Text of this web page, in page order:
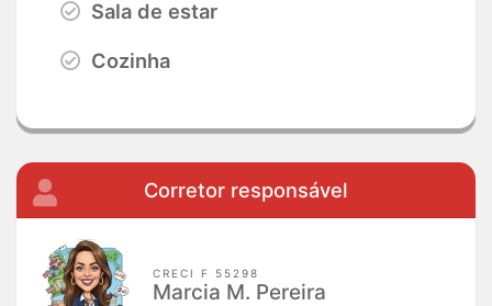
Sala de estar
Cozinha
Corretor responsável
CRECI F 55298
Marcia M. Pereira